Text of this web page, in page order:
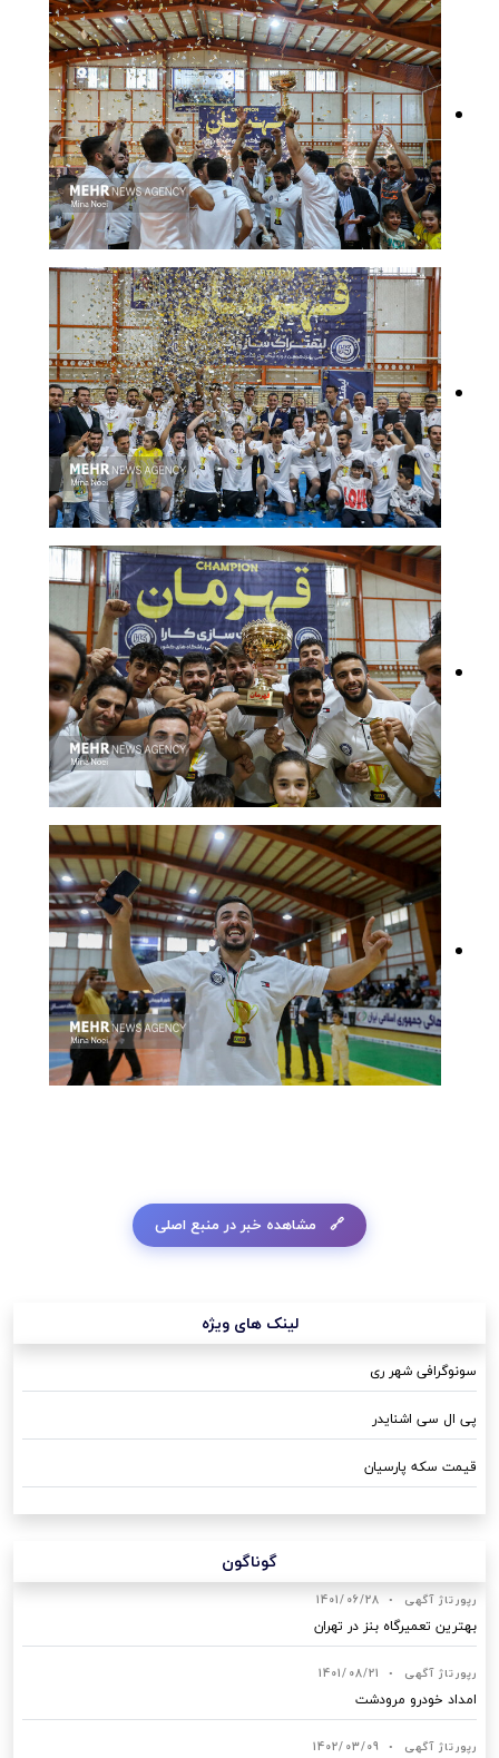
مشاهده خبر در منبع اصلی
لینک های ویژه
سونوگرافی شهر ری
پی ال سی اشنایدر
قیمت سکه پارسیان
گوناگون
رپورتاژ آگهی •
1401/06/28
بهترین تعمیرگاه بنز در تهران
رپورتاژ آگهی •
1401/08/21
امداد خودرو مرودشت
رپورتاژ آگهی •
1402/03/09